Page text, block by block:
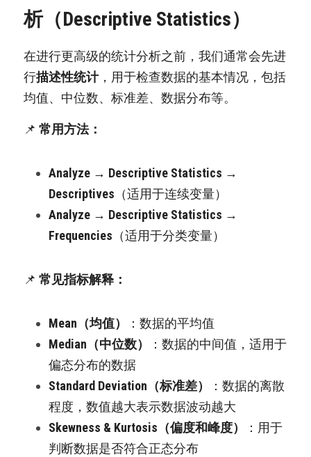
析（Descriptive Statistics）
在进行更高级的统计分析之前，我们通常会先进
行描述性统计，用于检查数据的基本情况，包括
均值、中位数、标准差、数据分布等。
📌 常用方法：
Analyze → Descriptive Statistics →
Descriptives （适用于连续变量）
Analyze → Descriptive Statistics →
Frequencies （适用于分类变量）
📌 常见指标解释：
Mean（均值）
：数据的平均值
Median（中位数）
：数据的中间值，适用于
偏态分布的数据
Standard Deviation（标准差）
：数据的离散
程度，数值越大表示数据波动越大
Skewness & Kurtosis（偏度和峰度）
：用于
判断数据是否符合正态分布